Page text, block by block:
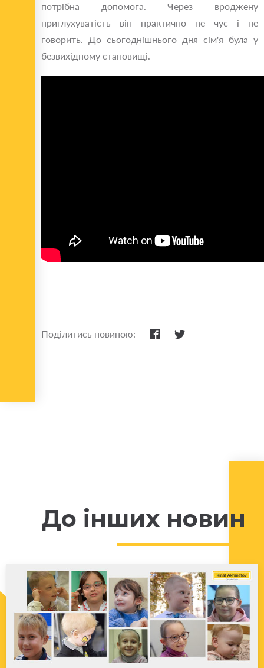
потрібна допомога. Через вроджену
приглухуватість він практично не чує і не
говорить. До сьогоднішнього дня сім'я була у
безвихідному становищі.
Поділитись новиною:
До інших новин